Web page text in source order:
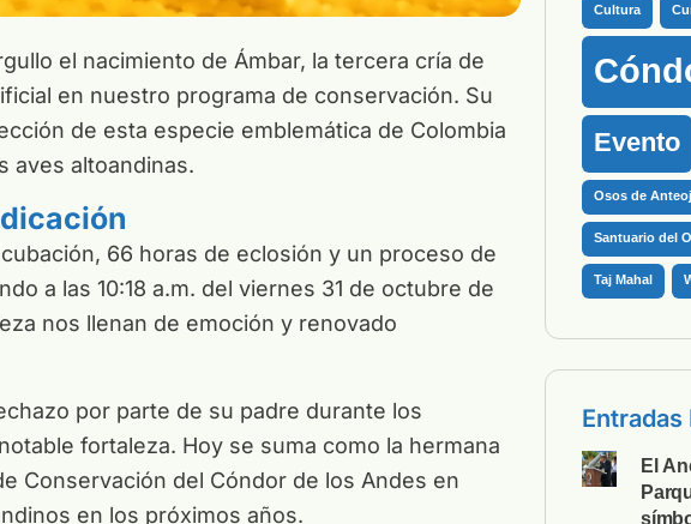
el nacimiento de Ámbar, la tercera cría de
en nuestro programa de conservación. Su
de esta especie emblemática de Colombia
aves altoandinas.
66 horas de eclosión y un proceso de
a las 10:18 a.m. del viernes 31 de octubre de
nos llenan de emoción y renovado
por parte de su padre durante los
fortaleza. Hoy se suma como la hermana
Conservación del Cóndor de los Andes en
en los próximos años.
Cultura
Evento
Osos de
Santuario del
Taj Mahal
El